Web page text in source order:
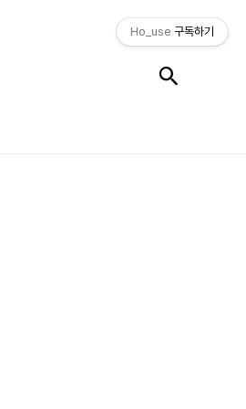
Ho_use 구독하기